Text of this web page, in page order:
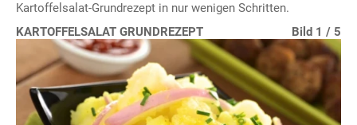
Kartoffelsalat-Grundrezept in nur wenigen Schritten.
KARTOFFELSALAT GRUNDREZEPT
Bild 1 / 5
Bild 2 / 5
Bild 3 / 5
Bild 4 / 5
Bild 5 / 5